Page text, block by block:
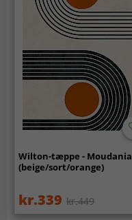
Wilton-tæppe - Moudania
(beige/sort/orange)
kr.339 kr.449